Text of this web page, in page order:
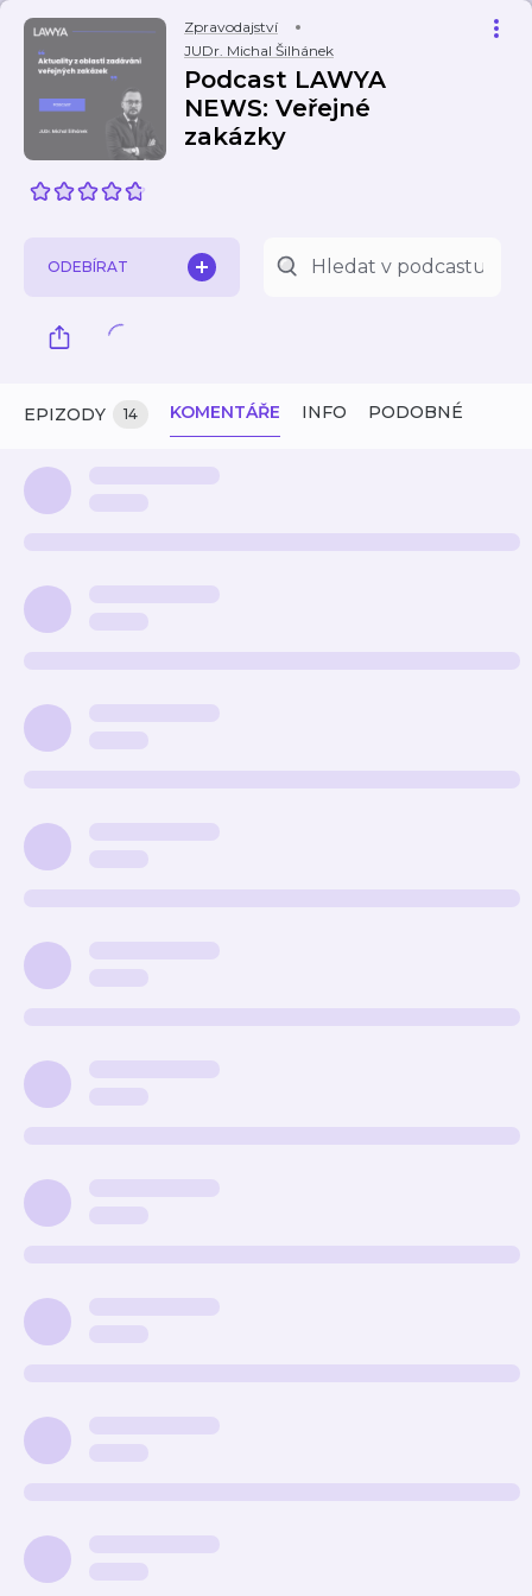
Zpravodajství
JUDr. Michal Šilhánek
Podcast LAWYA
NEWS: Veřejné
zakázky
ODEBÍRAT
EPIZODY 14 KOMENTÁŘE INFO PODOBNÉ